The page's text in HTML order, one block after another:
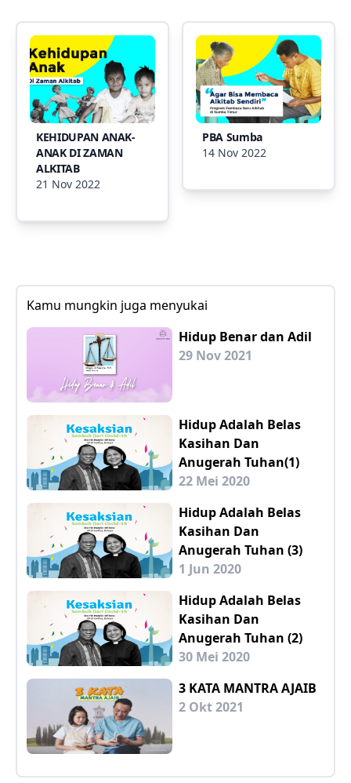
KEHIDUPAN ANAK-
ANAK DI ZAMAN
ALKITAB
21 Nov 2022
PBA Sumba
14 Nov 2022
Kamu mungkin juga menyukai
Hidup Benar dan Adil
29 Nov 2021
Hidup Adalah Belas
Kasihan Dan
Anugerah Tuhan(1)
22 Mei 2020
Hidup Adalah Belas
Kasihan Dan
Anugerah Tuhan (3)
1 Jun 2020
Hidup Adalah Belas
Kasihan Dan
Anugerah Tuhan (2)
30 Mei 2020
3 KATA MANTRA AJAIB
2 Okt 2021